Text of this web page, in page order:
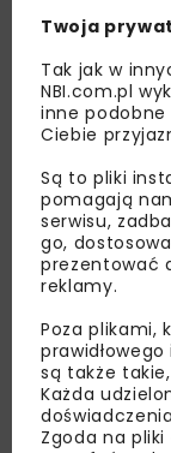
Lubisz
Zapisz się do
nas
Twoja
Tak jak w
NBI.com.pl
inne podobne
Ciebie
Są to pliki
pomagają
serwisu,
go,
prezentować
reklamy.
Poza plikami,
są także
Każda
Zgoda na